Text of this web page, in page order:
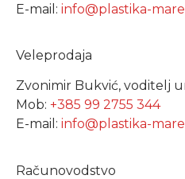
E-mail: info@plastika-
Veleprodaja
Zvonimir Bukvić, voditelj
Mob: +385 99 2755 344
E-mail: info@plastika-
Računovodstvo